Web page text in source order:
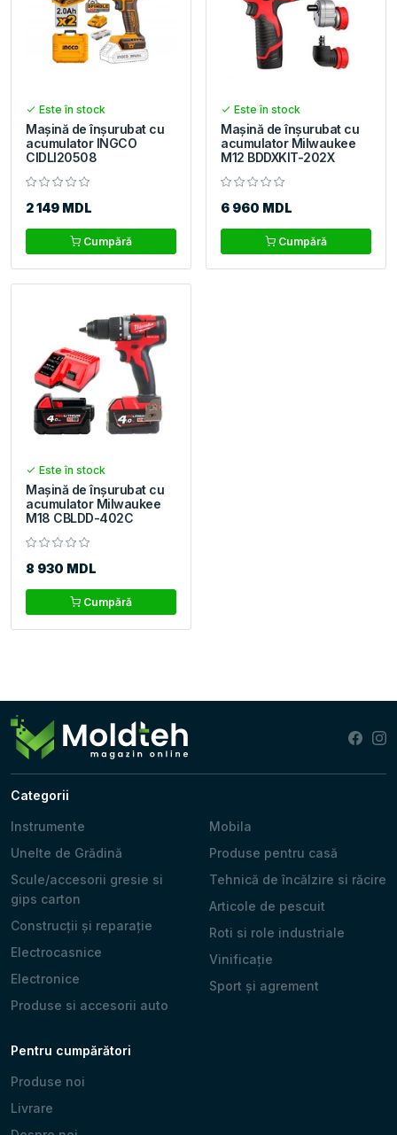
Este în stock
Mașină de înșurubat cu
acumulator INGCO
CIDLI20508
2 149 MDL
Cumpără
Este în stock
Mașină de înșurubat cu
acumulator Milwaukee
M12 BDDXKIT-202X
6 960 MDL
Cumpără
Este în stock
Mașină de înșurubat cu
acumulator Milwaukee
M18 CBLDD-402C
8 930 MDL
Cumpără
Categorii
Instrumente
Unelte de Grădină
Scule/accesorii gresie si
gips carton
Construcții și reparație
Electrocasnice
Electronice
Produse si accesorii auto
Mobila
Produse pentru casă
Tehnică de încălzire si răcire
Articole de pescuit
Roti si role industriale
Vinificație
Sport și agrement
Pentru cumpărători
Produse noi
Livrare